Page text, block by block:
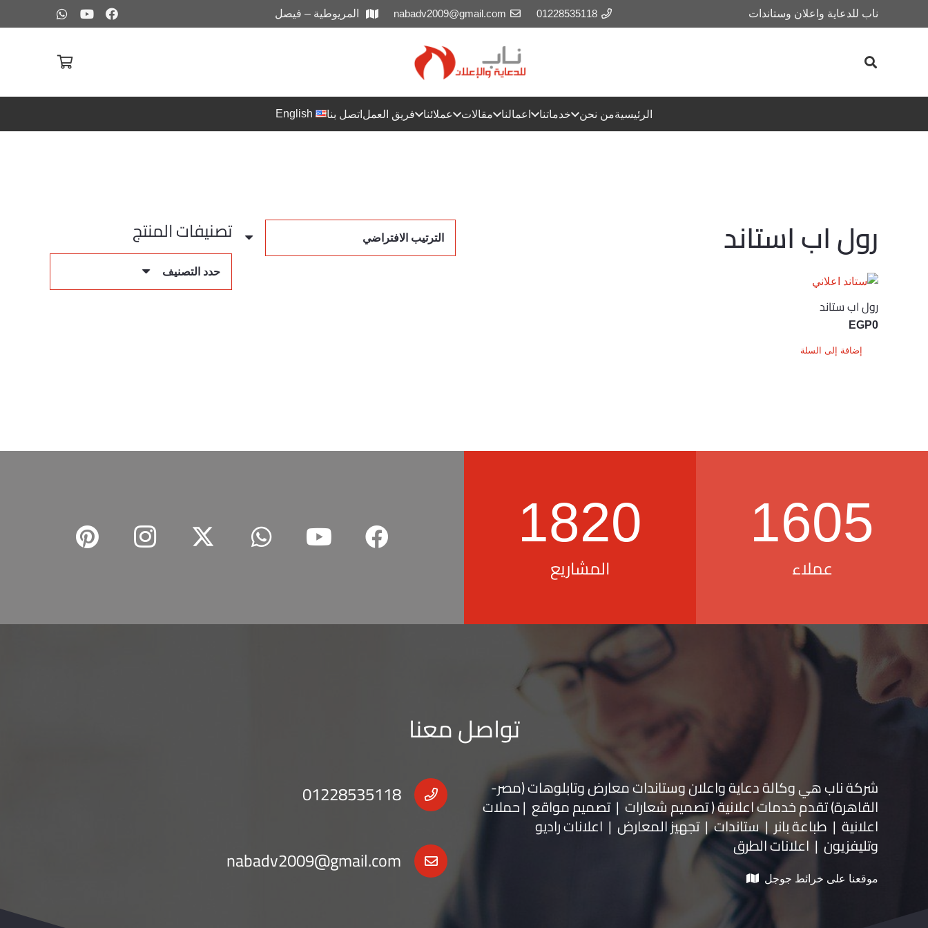
ناب للدعاية واعلان وستاندات 01228535118
nabadv2009@gmail.com المريوطية – فيصل
الرئيسيةمن نحن خدماتنا اعمالنا مقالات عملائنا فريق العمل اتصل بنا English
رول اب استاند
رول اب ستاند
EGP0
إضافة إلى السلة
تصنيفات المنتج
حدد التصنيف
1605
عملاء
1820
المشاريع
تواصل معنا
شركة ناب هي وكالة دعاية واعلان وستاندات معارضوتابلوهات(مصر-
القاهرة) تقدم خدمات اعلانية ( تصميم شعارات | تصميم مواقع | حملات
اعلانية | طباعة بانر | ستاندات | تجهيز المعارض | اعلانات راديو
وتليفزيون | اعلانات الطرق
موقعنا على خرائط جوجل
01228535118
nabadv2009@gmail.com